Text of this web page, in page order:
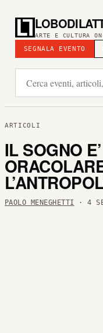
ARTE E CULTURA
SEGNALA EVENTO
ARTICOLI
IL SOGNO
PAOLO MENEGHETTI · 4